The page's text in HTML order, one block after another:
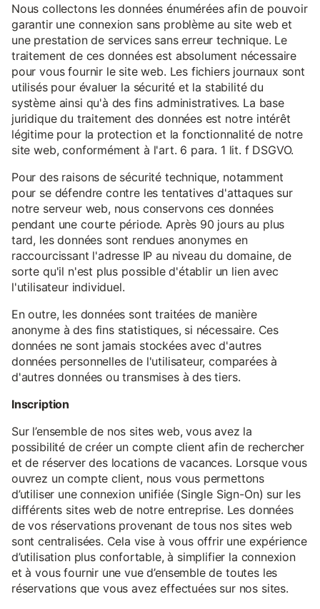
Nous collectons les données énumérées afin de pouvoir
garantir une connexion sans problème au site web et
une prestation de services sans erreur technique. Le
traitement de ces données est absolument nécessaire
pour vous fournir le site web. Les fichiers journaux sont
utilisés pour évaluer la sécurité et la stabilité du
système ainsi qu'à des fins administratives. La base
juridique du traitement des données est notre intérêt
légitime pour la protection et la fonctionnalité de notre
site web, conformément à l'art. 6 para. 1 lit. f DSGVO.
Pour des raisons de sécurité technique, notamment
pour se défendre contre les tentatives d'attaques sur
notre serveur web, nous conservons ces données
pendant une courte période. Après 90 jours au plus
tard, les données sont rendues anonymes en
raccourcissant l'adresse IP au niveau du domaine, de
sorte qu'il n'est plus possible d'établir un lien avec
l'utilisateur individuel.
En outre, les données sont traitées de manière
anonyme à des fins statistiques, si nécessaire. Ces
données ne sont jamais stockées avec d'autres
données personnelles de l'utilisateur, comparées à
d'autres données ou transmises à des tiers.
Inscription
Sur l’ensemble de nos sites web, vous avez la
possibilité de créer un compte client afin de rechercher
et de réserver des locations de vacances. Lorsque vous
ouvrez un compte client, nous vous permettons
d’utiliser une connexion unifiée (Single Sign-On) sur les
différents sites web de notre entreprise. Les données
de vos réservations provenant de tous nos sites web
sont centralisées. Cela vise à vous offrir une expérience
d’utilisation plus confortable, à simplifier la connexion
et à vous fournir une vue d’ensemble de toutes les
réservations que vous avez effectuées sur nos sites.